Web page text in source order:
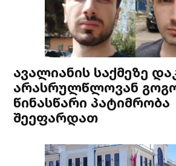
ავალიანის საქმეზე
არასრულწლოვან
წინასწარი პატიმრობა
შეეფარდათ